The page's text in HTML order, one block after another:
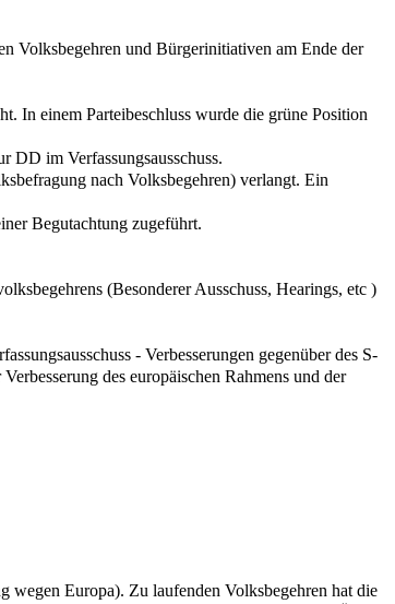
Volksbegehren und Bürgerinitiativen am Ende der
In einem Parteibeschluss wurde die grüne Position
DD im Verfassungsausschuss.
nach Volksbegehren) verlangt. Ein
Begutachtung zugeführt.
(Besonderer Ausschuss, Hearings, etc )
- Verbesserungen gegenüber des S-
des europäischen Rahmens und der
Europa). Zu laufenden Volksbegehren hat die